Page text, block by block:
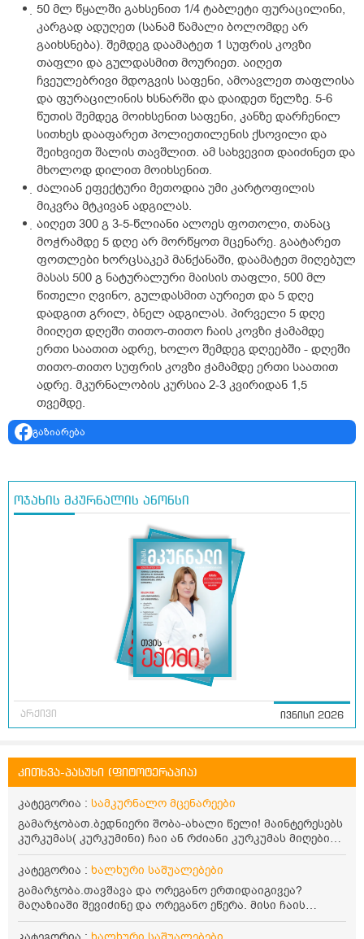
50 მლ წყალში გახსენით 1/4 ტაბლეტი ფურაცილინი,
კარგად ადუღეთ (სანამ წამალი ბოლომდე არ
გაიხსნება). შემდეგ დაამატეთ 1 სუფრის კოვზი
თაფლი და გულდასმით მოურიეთ. აიღეთ
ჩვეულებრივი მდოგვის საფენი, ამოავლეთ თაფლისა
და ფურაცილინის ხსნარში და დაიდეთ წელზე. 5-6
წუთის შემდეგ მოიხსენით საფენი, კანზე დარჩენილ
სითხეს დააფარეთ პოლიეთილენის ქსოვილი და
შეიხვიეთ შალის თავშლით. ამ სახვევით დაიძინეთ და
მხოლოდ დილით მოიხსენით.
ძალიან ეფექტური მეთოდია უმი კარტოფილის
მიკვრა მტკივან ადგილას.
აიღეთ 300 გ 3-5-წლიანი ალოეს ფოთოლი, თანაც
მოჭრამდე 5 დღე არ მორწყოთ მცენარე. გაატარეთ
ფოთლები ხორცსაკეპ მანქანაში, დაამატეთ მიღებულ
მასას 500 გ ნატურალური მაისის თაფლი, 500 მლ
წითელი ღვინო, გულდასმით აურიეთ და 5 დღე
დადგით გრილ, ბნელ ადგილას. პირველი 5 დღე
მიიღეთ დღეში თითო-თითო ჩაის კოვზი ჭამამდე
ერთი საათით ადრე, ხოლო შემდეგ დღეებში - დღეში
თითო-თითო სუფრის კოვზი ჭამამდე ერთი საათით
ადრე. მკურნალობის კურსია 2-3 კვირიდან 1,5
თვემდე.
გაზიარება
ოჯახის მკურნალის ანონსი
არქივი ივნისი 2026
კითხვა-პასუხი (ფიტოტერაპია)
კატეგორია : სამკურნალო მცენარეები
გამარჯობათ.ბედნიერი შობა-ახალი წელი! მაინტერესებს
კურკუმას( კურკუმინი) ჩაი ან რძიანი კურკუმას მიღების
წესი. მაინტერესებდა და წავიკითხე ასეთი ინფორმაცია:
კურკუმას გააჩნია ანთების საწინააღმდეგო,
დამამშვიდებელი და ანტიოქსიდანტური თვისებები.ის
უნდა მივიღოთო ცხიმთან და შავ პილპილთან ერთად
ეფექტურობის მიზნით. 1) პირველი ვარიანტი არის ჩაი:
როგორ მივიღო კურკუმას ჩაი? უზმოზე,ჭამამდე თუ ჭამის
კატეგორია : ხალხური საშუალებები
გამარჯობა.თავშავა და ორეგანო ერთიდაიგივეა?
მაღაზიაში შევიძინე და ორეგანო ეწერა. მისი ჩაის
დალევის წესი მაინტერესებს.რისთვის არის კარგი?
წავიკითხე რომ: 1 ჭიქა თბილ წყალში ჩავყაროთ 1 ჩაის